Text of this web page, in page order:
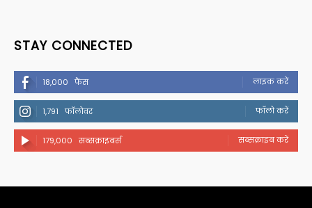
STAY CONNECTED
18,000 फैंस लाइक करें
1,791 फॉलोवर फॉलो करें
179,000 सब्सक्राइबर्स सब्सक्राइब करें